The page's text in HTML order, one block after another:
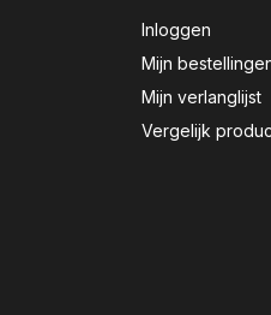
Inloggen
Mijn
Mijn verlanglijst
Vergelijk